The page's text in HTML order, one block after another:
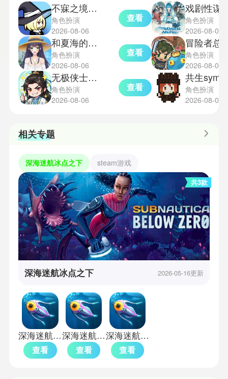
不寐之境女巫与魔咒手机版
角色扮演
2026-08-06
查看
和夏海的暑假
角色扮演
2026-08-06
查看
无极侠士手机版
角色扮演
2026-08-06
查看
角色扮演
2026-08-06
角色扮演
2026-08-06
角色扮演
2026-08-06
相关专题
深海迷航冰点之下 steam游戏
共3款
深海迷航冰点之下 2026-05-16更新
深海迷航零度之下手机版
查看
深海迷航零度之下
查看
深海迷航零度之下中文版
查看